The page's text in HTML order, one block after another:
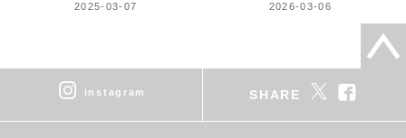
2025-03-07 2026-03-06
instagram SHARE